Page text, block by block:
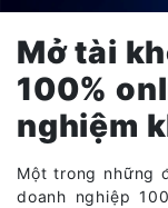
Mở tài
100%
nghiệm
Một trong những
doanh nghiệp